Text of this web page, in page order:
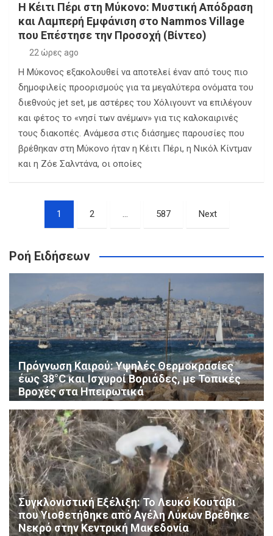
Η Κέιτι Πέρι στη Μύκονο: Μυστική Απόδραση
και Λαμπερή Εμφάνιση στο Nammos Village
που Επέστησε την Προσοχή (Βίντεο)
22 ώρες ago
Η Μύκονος εξακολουθεί να αποτελεί έναν από τους πιο
δημοφιλείς προορισμούς για τα μεγαλύτερα ονόματα του
διεθνούς jet set, με αστέρες του Χόλιγουντ να επιλέγουν
και φέτος το «νησί των ανέμων» για τις καλοκαιρινές
τους διακοπές. Ανάμεσα στις διάσημες παρουσίες που
βρέθηκαν στη Μύκονο ήταν η Κέιτι Πέρι, η Νικόλ Κίντμαν
και η Ζόε Σαλντάνα, οι οποίες
Σελιδοποίηση
άρθρων
1 2 … 587 Next
Ροή Ειδήσεων
Πρόγνωση Καιρού: Υψηλές Θερμοκρασίες
έως 38°C και Ισχυροί Βοριάδες, με Τοπικές
Βροχές στα Ηπειρωτικά
Συγκλονιστική Εξέλιξη: Το Λευκό Κουτάβι
που Υιοθετήθηκε από Αγέλη Λύκων Βρέθηκε
Νεκρό στην Κεντρική Μακεδονία